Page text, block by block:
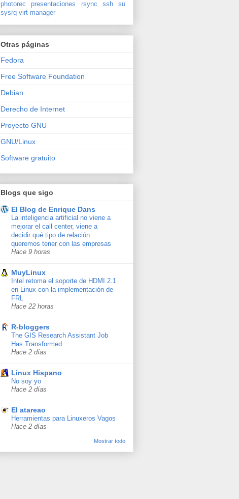
photorec presentaciones rsync ssh
su
sysrq virt-manager
Otras páginas
Fedora
Free Software Foundation
Debian
Derecho de Internet
Proyecto GNU
GNU/Linux
Software gratuito
Blogs que sigo
El Blog de Enrique Dans
La inteligencia artificial no viene a
mejorar el call center, viene a
decidir qué tipo de relación
queremos tener con las empresas
Hace 9 horas
MuyLinux
Intel retoma el soporte de HDMI 2.1
en Linux con la implementación de
FRL
Hace 22 horas
R-bloggers
The GIS Research Assistant Job
Has Transformed
Hace 2 días
Linux Hispano
No soy yo
Hace 2 días
El atareao
Herramientas para Linuxeros Vagos
Hace 2 días
Mostrar todo